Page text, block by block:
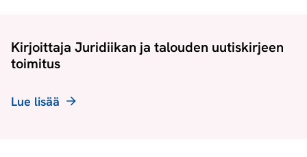
Kirjoittaja Juridiikan ja talouden uutiskirjeen
toimitus
Lue lisää